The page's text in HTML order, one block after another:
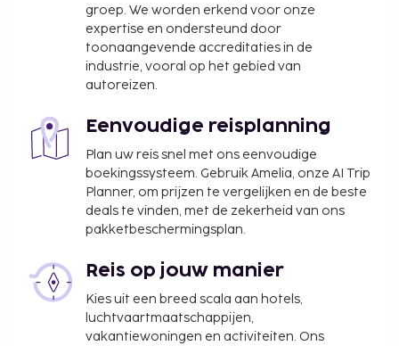
groep. We worden erkend voor onze
expertise en ondersteund door
toonaangevende accreditaties in de
industrie, vooral op het gebied van
autoreizen.
Eenvoudige reisplanning
Plan uw reis snel met ons eenvoudige
boekingssysteem. Gebruik Amelia, onze AI Trip
Planner, om prijzen te vergelijken en de beste
deals te vinden, met de zekerheid van ons
pakketbeschermingsplan.
Reis op jouw manier
Kies uit een breed scala aan hotels,
luchtvaartmaatschappijen,
vakantiewoningen en activiteiten. Ons